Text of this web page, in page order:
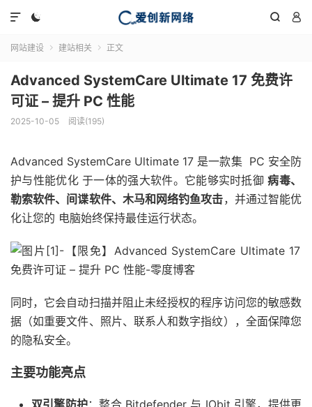
  

网站建设  建站相关  正文
Advanced SystemCare Ultimate 17 免费许
可证 – 提升 PC 性能
2025-10-05 阅读(195)
Advanced SystemCare Ultimate 17 是一款集 PC 安全防
护与性能优化 于一体的强大软件。它能够实时抵御病毒、
勒索软件、间谍软件、木马和网络钓鱼攻击，并通过智能优
化让您的 电脑始终保持最佳运行状态。
同时，它会自动扫描并阻止未经授权的程序访问您的敏感数
据（如重要文件、照片、联系人和数字指纹），全面保障您
的隐私安全。
主要功能亮点
双引擎防护：整合 Bitdefender 与 IObit 引擎，提供更